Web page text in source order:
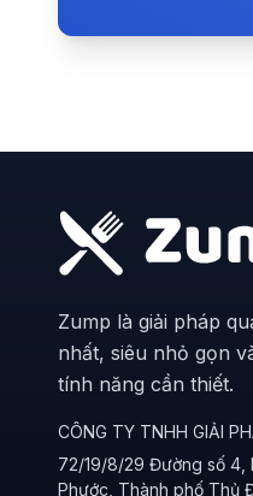
Zump là giải pháp
nhất, siêu nhỏ gọn
tính năng cần thiết.
CÔNG TY TNHH GIẢI
72/19/8/29 Đường số 4,
Phước, Thành phố Thủ